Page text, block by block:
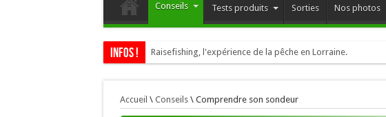
Conseils Tests produits Sorties Nos photos
Infos ! Raisefishing, l'expérience de la pêche en Lorraine.
Accueil \ Conseils\ Comprendre son sondeur